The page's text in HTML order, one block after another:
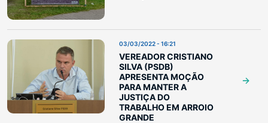
03/03/2022 - 16:21
VEREADOR CRISTIANO
SILVA (PSDB)
APRESENTA MOÇÃO
PARA MANTER A
JUSTIÇA DO
TRABALHO EM ARROIO
GRANDE